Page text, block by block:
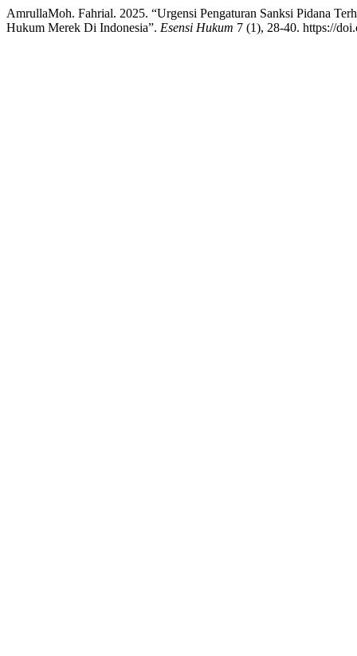
AmrullaMoh. Fahrial. 2025. “Urgensi Pengaturan Sanksi Pidana
Hukum Merek Di Indonesia”. Esensi Hukum 7 (1), 28-40. https://